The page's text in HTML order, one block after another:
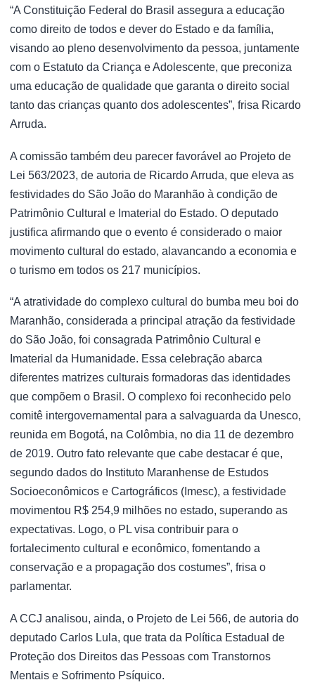
“A Constituição Federal do Brasil assegura a educação
como direito de todos e dever do Estado e da família,
visando ao pleno desenvolvimento da pessoa, juntamente
com o Estatuto da Criança e Adolescente, que preconiza
uma educação de qualidade que garanta o direito social
tanto das crianças quanto dos adolescentes”, frisa Ricardo
Arruda.
A comissão também deu parecer favorável ao Projeto de
Lei 563/2023, de autoria de Ricardo Arruda, que eleva as
festividades do São João do Maranhão à condição de
Patrimônio Cultural e Imaterial do Estado. O deputado
justifica afirmando que o evento é considerado o maior
movimento cultural do estado, alavancando a economia e
o turismo em todos os 217 municípios.
“A atratividade do complexo cultural do bumba meu boi do
Maranhão, considerada a principal atração da festividade
do São João, foi consagrada Patrimônio Cultural e
Imaterial da Humanidade. Essa celebração abarca
diferentes matrizes culturais formadoras das identidades
que compõem o Brasil. O complexo foi reconhecido pelo
comitê intergovernamental para a salvaguarda da Unesco,
reunida em Bogotá, na Colômbia, no dia 11 de dezembro
de 2019. Outro fato relevante que cabe destacar é que,
segundo dados do Instituto Maranhense de Estudos
Socioeconômicos e Cartográficos (Imesc), a festividade
movimentou R$ 254,9 milhões no estado, superando as
expectativas. Logo, o PL visa contribuir para o
fortalecimento cultural e econômico, fomentando a
conservação e a propagação dos costumes”, frisa o
parlamentar.
A CCJ analisou, ainda, o Projeto de Lei 566, de autoria do
deputado Carlos Lula, que trata da Política Estadual de
Proteção dos Direitos das Pessoas com Transtornos
Mentais e Sofrimento Psíquico.